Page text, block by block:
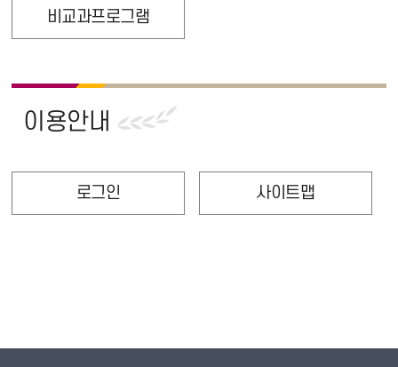
비교과프로그램
이용안내
로그인 사이트맵